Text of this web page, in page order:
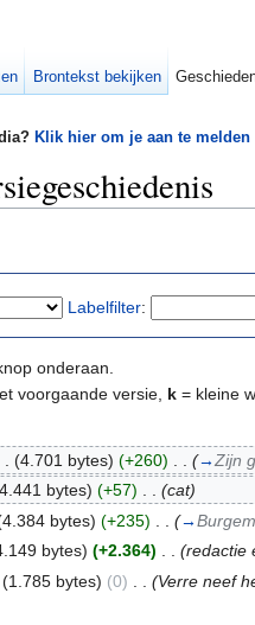
Klik hier om je aan te melden
Labelfilter:
onderaan.
voorgaande versie, k = kleine
(4.701 bytes) (+260) (→Zijn
bytes) (+57) . . (cat)
bytes) (+235) (→
bytes) (+2.364)
(redactie
(1.785 bytes) (0) (Verre neef
Brontekst bekijken